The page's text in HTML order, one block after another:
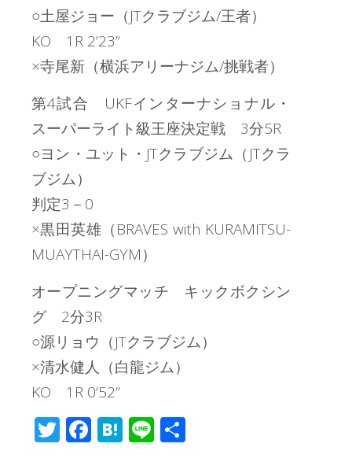
○土屋ジョー（JTクラブジム/王者）
KO 1R 2’23”
×寺尾新（横浜アリーナジム/挑戦者）
第4試合 UKFインターナショナル・
スーパーライト級王座決定戦 3分5R
○ヨン・ユット・JTクラブジム（JTクラ
ブジム）
判定3－0
×黒田英雄（BRAVES with KURAMITSU-
MUAYTHAI-GYM）
オープニングマッチ キックボクシン
グ 2分3R
○源リョウ（JTクラブジム）
×清水健人（白龍ジム）
KO 1R 0’52”
T F H Li